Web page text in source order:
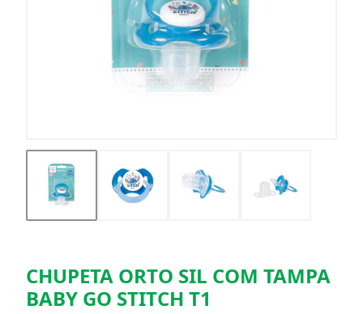
CHUPETA ORTO SIL COM TAMPA
BABY GO STITCH T1